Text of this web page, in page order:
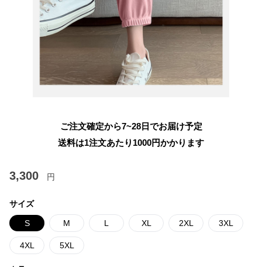
ご注文確定から7~28日でお届け予定
送料は1注文あたり 1000円かかります
3,300 円
サイズ
S M L XL 2XL 3XL
4XL 5XL